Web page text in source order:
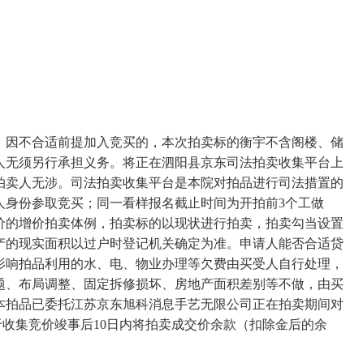
不合适前提加入竞买的，本次拍卖标的衡宇不含阁楼、储
须另行承担义务。将正在泗阳县京东司法拍卖收集平台上
人无涉。司法拍卖收集平台是本院对拍品进行司法措置的
份参取竞买；同一看样报名截止时间为开拍前3个工做
增价拍卖体例，拍卖标的以现状进行拍卖，拍卖勾当设置
现实面积以过户时登记机关确定为准。申请人能否合适贷
拍品利用的水、电、物业办理等欠费由买受人自行处理，
布局调整、固定拆修损坏、房地产面积差别等不做，由买
品已委托江苏京东旭科消息手艺无限公司正在拍卖期间对
集竞价竣事后10日内将拍卖成交价余款（扣除金后的余